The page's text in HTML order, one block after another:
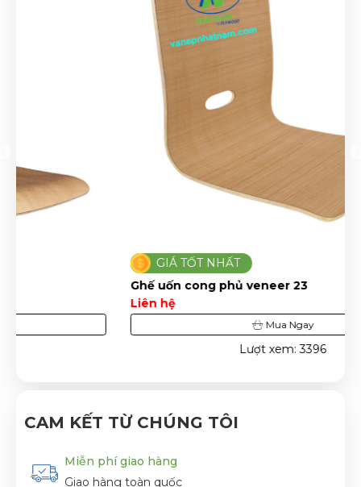
GIÁ TỐT NHẤT
Ghế uốn cong phủ veneer 23
CAM KẾT TỪ CHÚNG TÔI
Miễn phí giao hàng
Giao hàng toàn quốc